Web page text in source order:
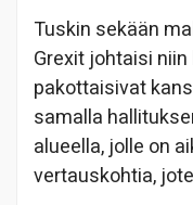
Tuskin sekään
Grexit johtaisi
pakottaisivat
samalla
alueella, jolle on
vertauskohtia,